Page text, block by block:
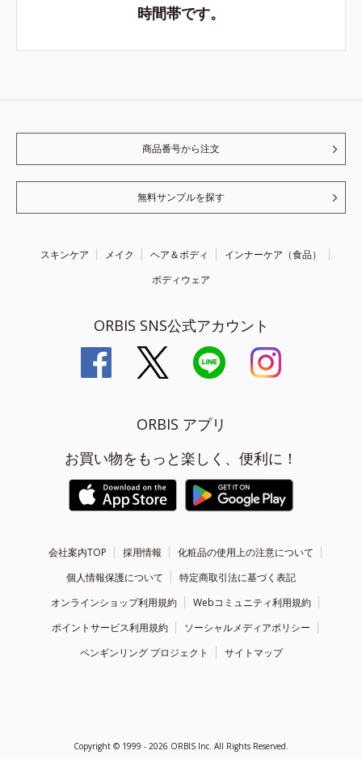
時間帯です。
商品番号から注文
無料サンプルを探す
スキンケア メイク ヘア＆ボディ
インナーケア（食品）
ボディウェア
ORBIS SNS公式アカウント
ORBIS アプリ
お買い物をもっと楽しく、便利に！
会社案内TOP 採用情報
化粧品の使用上の注意について
個人情報保護について
特定商取引法に基づく表記
オンラインショップ利用規約
Webコミュニティ利用規約
ポイントサービス利用規約
ソーシャルメディアポリシー
ペンギンリング プロジェクト
サイトマップ
Copyright © 1999 - 2026 ORBIS Inc. All Rights Reserved.